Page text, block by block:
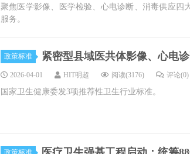
聚焦医学影像、医学检验、心电诊断、消毒供应四
服务。
政策标准 紧密型县域医共体影像、心电
2026-04-01 HIT明超 阅读(3176) 评论(0)
国家卫生健康委发3项推荐性卫生行业标准。
政策标准